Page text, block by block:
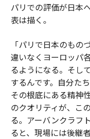
パリでの評価が日本
表は描く。
「パリで日本のもの
違いなくヨーロッパ
るようになる。そし
するんです。自分た
その根底にある精神
のクオリティが、こ
る。アーバンクラフ
ると、現場には後継